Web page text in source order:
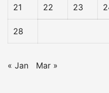
21 22 23
28
« Jan Mar »